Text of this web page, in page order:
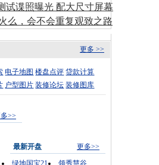
试谍照曝光 配大尺寸屏幕
么，会不会重复观致之路
更多 >>
电子地图 楼盘点评 贷款计算
户型图片 装修论坛 装修图库
>>
最新开盘
更多>>
绿地国宝21
领秀慧谷